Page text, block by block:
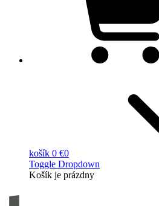
košík 0 €0
Toggle Dropdown
Košík je prázdny